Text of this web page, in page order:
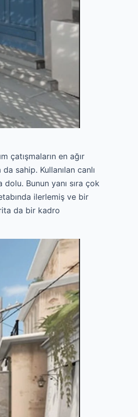
çatışmaların en ağır
sahip. Kullanılan canlı
Bunun yanı sıra çok
ilerlemiş ve bir
da bir kadro